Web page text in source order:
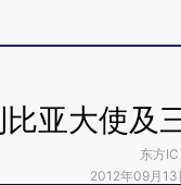
亚大使及
东方IC
2012年09月